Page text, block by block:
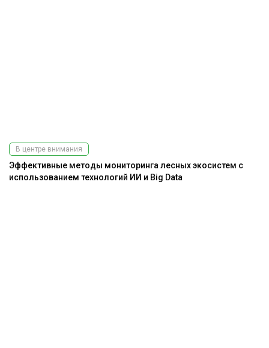
В центре внимания
Эффективные методы мониторинга лесных экосистем с
использованием технологий ИИ и Big Data